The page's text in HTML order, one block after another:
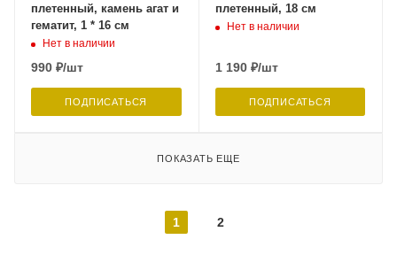
плетенный, камень агат и
гематит, 1 * 16 см
Нет в наличии
990 ₽/шт
ПОДПИСАТЬСЯ
плетенный, 18 см
Нет в наличии
1 190₽/шт
ПОДПИСАТЬСЯ
ПОКАЗАТЬ ЕЩЕ
1 2